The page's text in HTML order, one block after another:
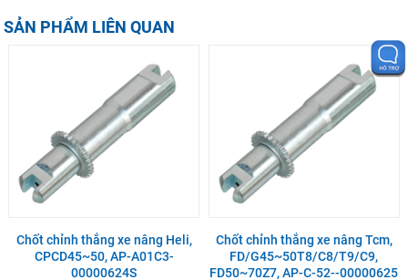
SẢN PHẨM LIÊN QUAN
Chốt chỉnh thắng xe nâng Heli,
CPCD45~50, AP-A01C3-
00000624S
Chốt chỉnh thắng xe nâng Tcm,
FD/G45~50T8/C8/T9/C9,
FD50~70Z7, AP-C-52--00000625